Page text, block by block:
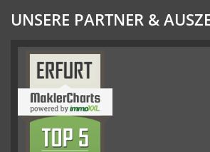
UNSERE PARTNER &